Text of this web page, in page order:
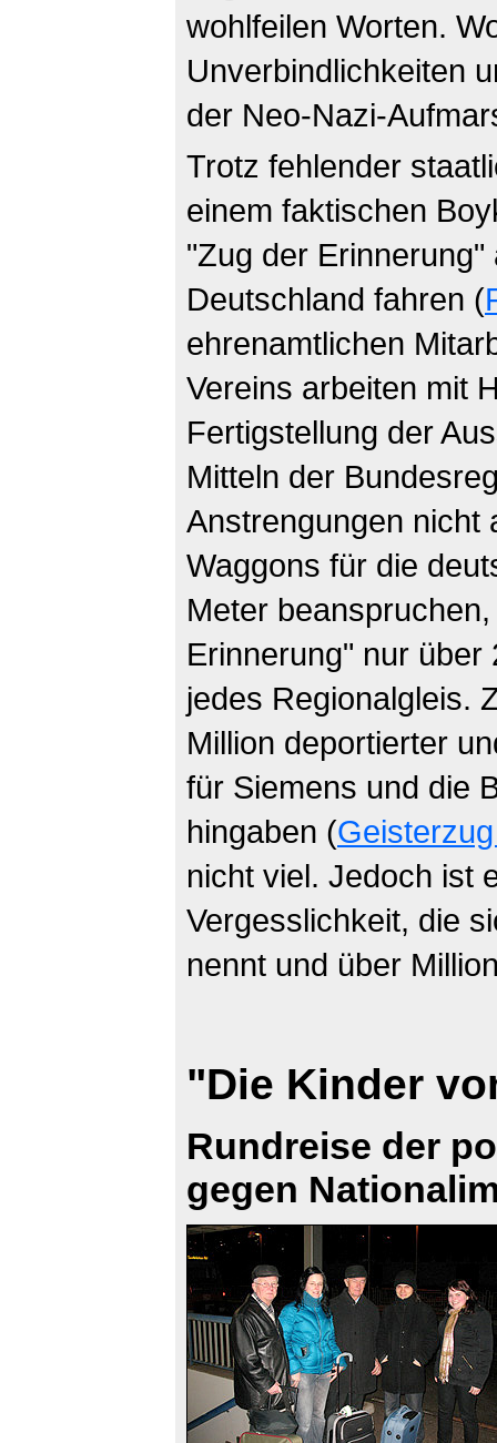
wohlfeilen Worten.
Unverbindlichkeiten
der Neo-Nazi-
Trotz fehlender
einem faktischen
"Zug der
Deutschland fahren (
ehrenamtlichen
Vereins arbeiten mit
Fertigstellung der
Mitteln der
Anstrengungen nicht
Waggons für die
Meter
Erinnerung" nur
jedes Regionalgleis.
Million deportierter
für Siemens und die
hingaben (
nicht viel. Jedoch ist
Vergesslichkeit, die
nennt und über
"Die Kinder
Rundreise der
gegen